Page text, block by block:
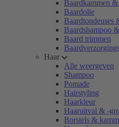
Baardkammen
Baardolie
Baardtondeuses
Baardshampoo
Baard trimmen
Haar
Alle weergeven
Shampoo
Pomade
Hairstyling
Haarkleur
Haaruitval & -
Borstels &